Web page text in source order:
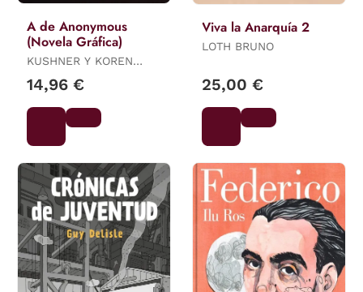
A de Anonymous
(Novela Gráfica)
KUSHNER Y KOREN
SHADMI, DAVID
14,96 €
Viva la Anarquía 2
LOTH BRUNO
25,00 €